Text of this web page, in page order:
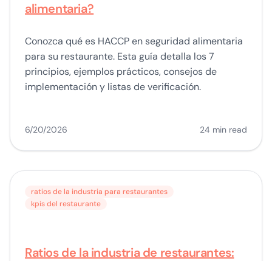
alimentaria?
Conozca qué es HACCP en seguridad alimentaria
para su restaurante. Esta guía detalla los 7
principios, ejemplos prácticos, consejos de
implementación y listas de verificación.
6/20/2026 24 min read
ratios de la industria para restaurantes
kpis del restaurante
Ratios de la industria de restaurantes: